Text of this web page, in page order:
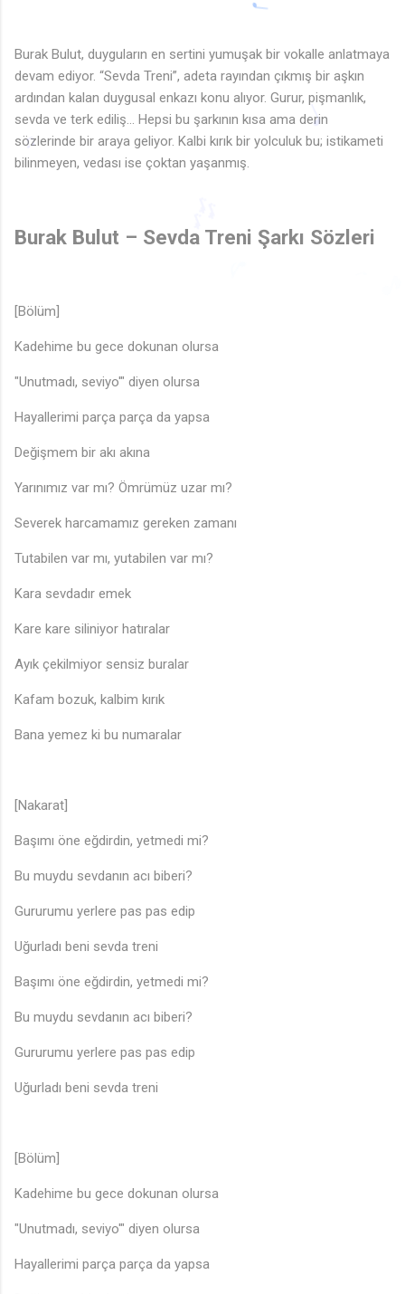
Burak Bulut, duyguların en sertini yumuşak bir vokalle anlatmaya
devam ediyor. “Sevda Treni”, adeta rayından çıkmış bir aşkın
ardından kalan duygusal enkazı konu alıyor. Gurur, pişmanlık,
sevda ve terk ediliş… Hepsi bu şarkının kısa ama derin
sözlerinde bir araya geliyor. Kalbi kırık bir yolculuk bu; istikameti
bilinmeyen, vedası ise çoktan yaşanmış.
Burak Bulut – Sevda Treni Şarkı Sözleri
[Bölüm]
Kadehime bu gece dokunan olursa
"Unutmadı, seviyo'" diyen olursa
Hayallerimi parça parça da yapsa
Değişmem bir akı akına
Yarınımız var mı? Ömrümüz uzar mı?
Severek harcamamız gereken zamanı
Tutabilen var mı, yutabilen var mı?
Kara sevdadır emek
Kare kare siliniyor hatıralar
Ayık çekilmiyor sensiz buralar
Kafam bozuk, kalbim kırık
Bana yemez ki bu numaralar
[Nakarat]
Başımı öne eğdirdin, yetmedi mi?
Bu muydu sevdanın acı biberi?
Gururumu yerlere pas pas edip
Uğurladı beni sevda treni
Başımı öne eğdirdin, yetmedi mi?
Bu muydu sevdanın acı biberi?
Gururumu yerlere pas pas edip
Uğurladı beni sevda treni
[Bölüm]
Kadehime bu gece dokunan olursa
"Unutmadı, seviyo'" diyen olursa
Hayallerimi parça parça da yapsa
🎶
♪